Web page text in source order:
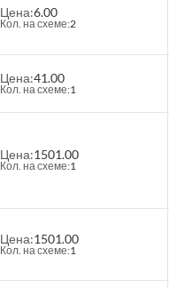
Цена:6.00
Кол. на схеме:2
Цена:41.00
Кол. на схеме:1
Цена:1501.00
Кол. на схеме:1
Цена:1501.00
Кол. на схеме:1